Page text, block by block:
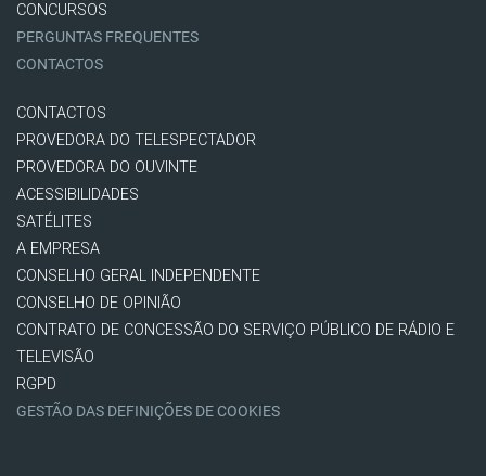
CONCURSOS
PERGUNTAS FREQUENTES
CONTACTOS
CONTACTOS
PROVEDORA DO TELESPECTADOR
PROVEDORA DO OUVINTE
ACESSIBILIDADES
SATÉLITES
A EMPRESA
CONSELHO GERAL INDEPENDENTE
CONSELHO DE OPINIÃO
CONTRATO DE CONCESSÃO DO SERVIÇO PÚBLICO DE RÁDIO E
TELEVISÃO
RGPD
GESTÃO DAS DEFINIÇÕES DE COOKIES